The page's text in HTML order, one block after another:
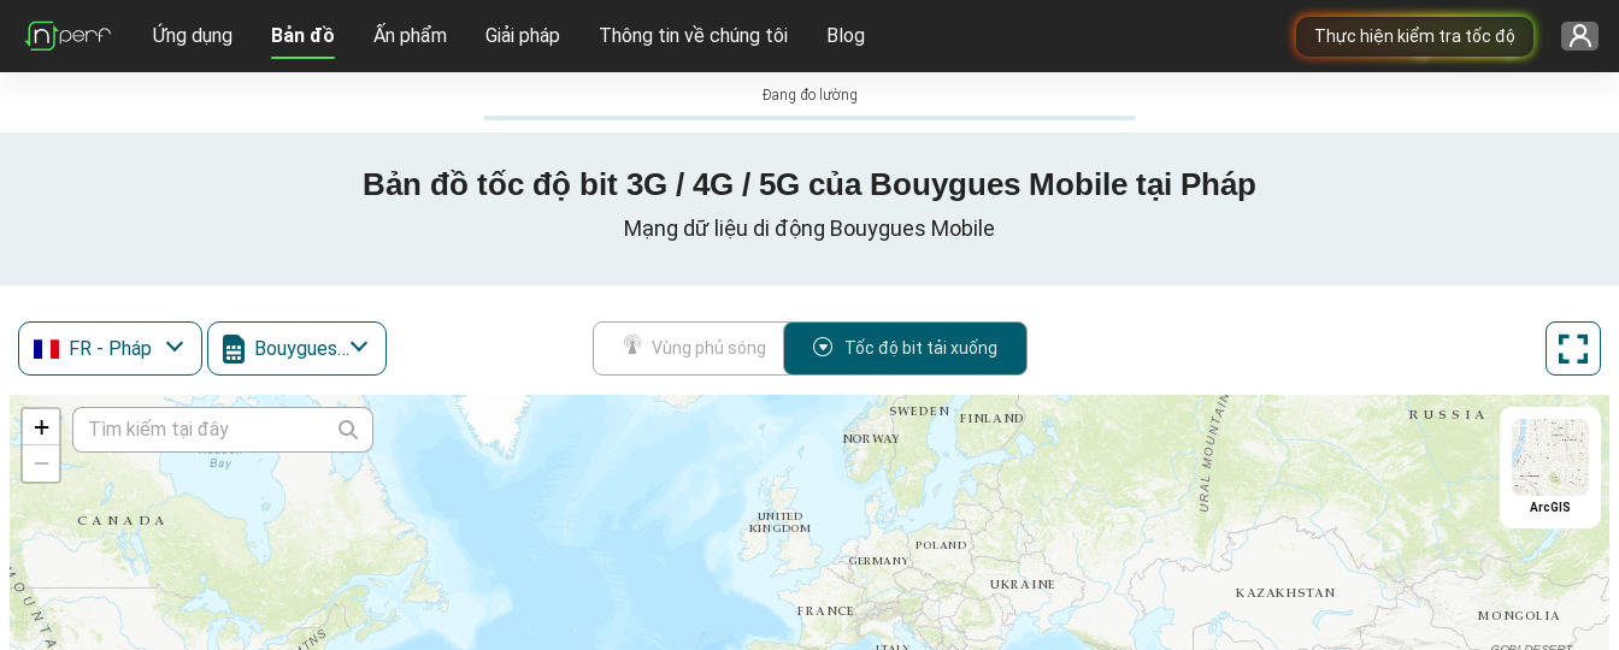
Thực hiện kiểm tra tốc độ
Ứng dụng Bản đồ Ấn phẩm Giải pháp Thông tin về chúng tôi Blog
Đang đo lường
Bản đồ tốc độ bit 3G / 4G / 5G của Bouygues Mobile tại Pháp
Mạng dữ liệu di động Bouygues Mobile
FR - Pháp Bouygues Mobile Vùng phủ sóng Tốc độ bit tải xuống
+
−
ArcGIS